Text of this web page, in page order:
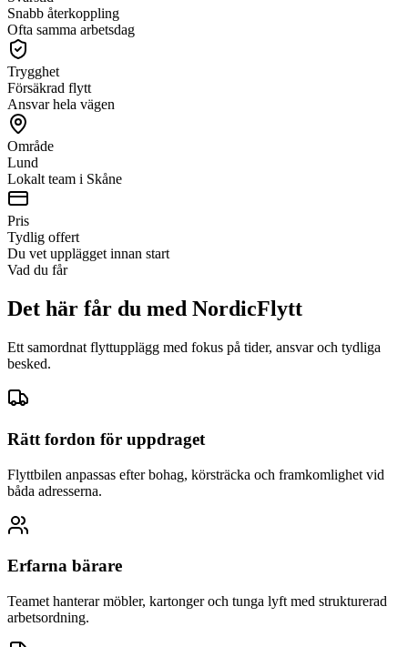
Snabb återkoppling
Ofta samma arbetsdag
Trygghet
Försäkrad flytt
Ansvar hela vägen
Område
Lund
Lokalt team i Skåne
Pris
Tydlig offert
Du vet upplägget innan start
Vad du får
Det här får du med NordicFlytt
Ett samordnat flyttupplägg med fokus på tider, ansvar och tydliga
besked.
Rätt fordon för uppdraget
Flyttbilen anpassas efter bohag, körsträcka och framkomlighet vid
båda adresserna.
Erfarna bärare
Teamet hanterar möbler, kartonger och tunga lyft med strukturerad
arbetsordning.